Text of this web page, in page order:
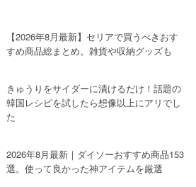
【2026年8月最新】セリアで買うべきおす
すめ商品総まとめ。雑貨や収納グッズも
きゅうりをサイダーに漬けるだけ！話題の
韓国レシピを試したら想像以上にアリでし
た
2026年8月最新｜ダイソーおすすめ商品153
選。使って良かった神アイテムを厳選